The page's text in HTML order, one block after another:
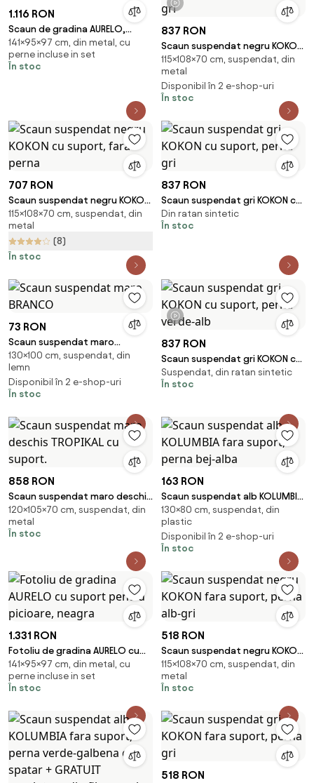
1.116 RON
Scaun de gradina AURELO,
negru
141×95×97 cm, din metal, cu
perne incluse in set
În stoc
1 videoclip
837 RON
Scaun suspendat negru KOKON
cu suport, perna gri
115×108×70 cm, suspendat, din
metal
Disponibil în 2 e-shop-uri
În stoc
707 RON
Scaun suspendat negru KOKON
cu suport, fara perna
115×108×70 cm, suspendat, din
metal
(8)
În stoc
837 RON
Scaun suspendat gri KOKON cu
suport, perna gri
Din ratan sintetic
În stoc
73 RON
Scaun suspendat maro
BRANCO
130×100 cm, suspendat, din
lemn
Disponibil în 2 e-shop-uri
În stoc
1 videoclip
837 RON
Scaun suspendat gri KOKON cu
suport, perna verde-alb
Suspendat, din ratan sintetic
În stoc
858 RON
Scaun suspendat maro deschis
TROPIKAL cu suport.
120×105×70 cm, suspendat, din
metal
În stoc
163 RON
Scaun suspendat alb KOLUMBIA
fara suport, perna bej-alba
130×80 cm, suspendat, din
plastic
Disponibil în 2 e-shop-uri
În stoc
1.331 RON
Fotoliu de gradina AURELO cu
suport pentru picioare, neagra
141×95×97 cm, din metal, cu
perne incluse in set
În stoc
518 RON
Scaun suspendat negru KOKON
fara suport, perna alb-gri
115×108×70 cm, suspendat, din
metal
În stoc
518 RON